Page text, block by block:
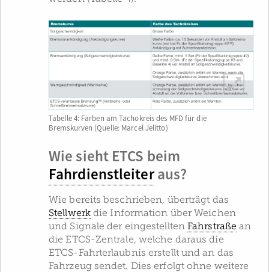
Tabelle 4: Farben am Tachokreis des MFD für die
Bremskurven (Quelle: Marcel Jelitto)
Wie sieht ETCS beim
Fahrdienstleiteraus?
Wie bereits beschrieben, überträgt das
Stellwerkdie Information über Weichen
und Signale der eingestelltenFahrstraße an
die ETCS-Zentrale, welche daraus die
ETCS-Fahrterlaubnis erstellt und an das
Fahrzeug sendet. Dies erfolgt ohne weitere